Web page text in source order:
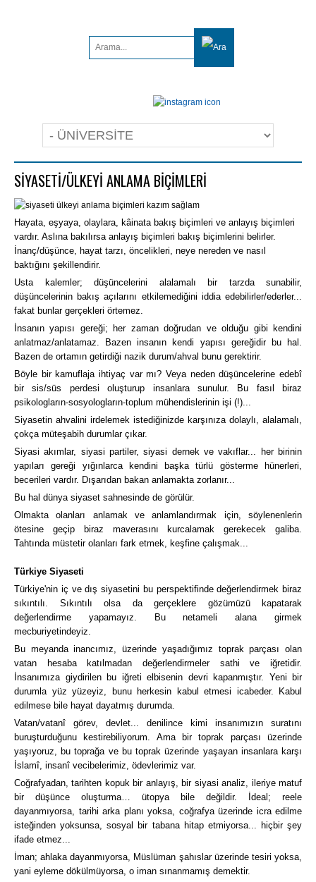
SİYASETİ/ÜLKEYİ ANLAMA BİÇİMLERİ
Hayata, eşyaya, olaylara, kâinata bakış biçimleri ve anlayış biçimleri
vardır. Aslına bakılırsa anlayış biçimleri bakış biçimlerini belirler.
İnanç/düşünce, hayat tarzı, öncelikleri, neye nereden ve nasıl
baktığını şekillendirir.
Usta kalemler; düşüncelerini alalamalı bir tarzda sunabilir,
düşüncelerinin bakış açılarını etkilemediğini iddia edebilirler/ederler...
fakat bunlar gerçekleri örtemez.
İnsanın yapısı gereği; her zaman doğrudan ve olduğu gibi kendini
anlatmaz/anlatamaz. Bazen insanın kendi yapısı gereğidir bu hal.
Bazen de ortamın getirdiği nazik durum/ahval bunu gerektirir.
Böyle bir kamuflaja ihtiyaç var mı? Veya neden düşüncelerine edebî
bir sis/süs perdesi oluşturup insanlara sunulur. Bu fasıl biraz
psikologların-sosyologların-toplum mühendislerinin işi (!)...
Siyasetin ahvalini irdelemek istediğinizde karşınıza dolaylı, alalamalı,
çokça müteşabih durumlar çıkar.
Siyasi akımlar, siyasi partiler, siyasi dernek ve vakıflar... her birinin
yapıları gereği yığınlarca kendini başka türlü gösterme hünerleri,
becerileri vardır. Dışarıdan bakan anlamakta zorlanır...
Bu hal dünya siyaset sahnesinde de görülür.
Olmakta olanları anlamak ve anlamlandırmak için, söylenenlerin
ötesine geçip biraz maverasını kurcalamak gerekecek galiba.
Tahtında müstetir olanları fark etmek, keşfine çalışmak...
Türkiye Siyaseti
Türkiye'nin iç ve dış siyasetini bu perspektifinde değerlendirmek biraz
sıkıntılı. Sıkıntılı olsa da gerçeklere gözümüzü kapatarak
değerlendirme yapamayız. Bu netameli alana girmek
mecburiyetindeyiz.
Bu meyanda inancımız, üzerinde yaşadığımız toprak parçası olan
vatan hesaba katılmadan değerlendirmeler sathi ve iğretidir.
İnsanımıza giydirilen bu iğreti elbisenin devri kapanmıştır. Yeni bir
durumla yüz yüzeyiz, bunu herkesin kabul etmesi icabeder. Kabul
edilmese bile hayat dayatmış durumda.
Vatan/vatanî görev, devlet... denilince kimi insanımızın suratını
buruşturduğunu kestirebiliyorum. Ama bir toprak parçası üzerinde
yaşıyoruz, bu toprağa ve bu toprak üzerinde yaşayan insanlara karşı
İslamî, insanî vecibelerimiz, ödevlerimiz var.
Coğrafyadan, tarihten kopuk bir anlayış, bir siyasi analiz, ileriye matuf
bir düşünce oluşturma… ütopya bile değildir. İdeal; reele
dayanmıyorsa, tarihi arka planı yoksa, coğrafya üzerinde icra edilme
isteğinden yoksunsa, sosyal bir tabana hitap etmiyorsa... hiçbir şey
ifade etmez...
İman; ahlaka dayanmıyorsa, Müslüman şahıslar üzerinde tesiri yoksa,
yani eyleme dökülmüyorsa, o iman sınanmamış demektir.